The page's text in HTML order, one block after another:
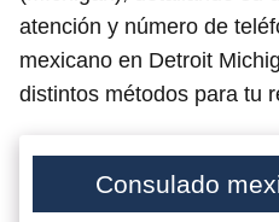
atención y número de
mexicano en Detroit
distintos métodos para tu
Consulado